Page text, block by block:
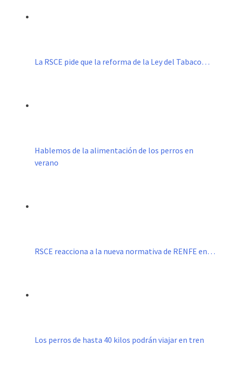
La RSCE pide que la reforma de la Ley del Tabaco…
Hablemos de la alimentación de los perros en
verano
RSCE reacciona a la nueva normativa de RENFE en…
Los perros de hasta 40 kilos podrán viajar en tren